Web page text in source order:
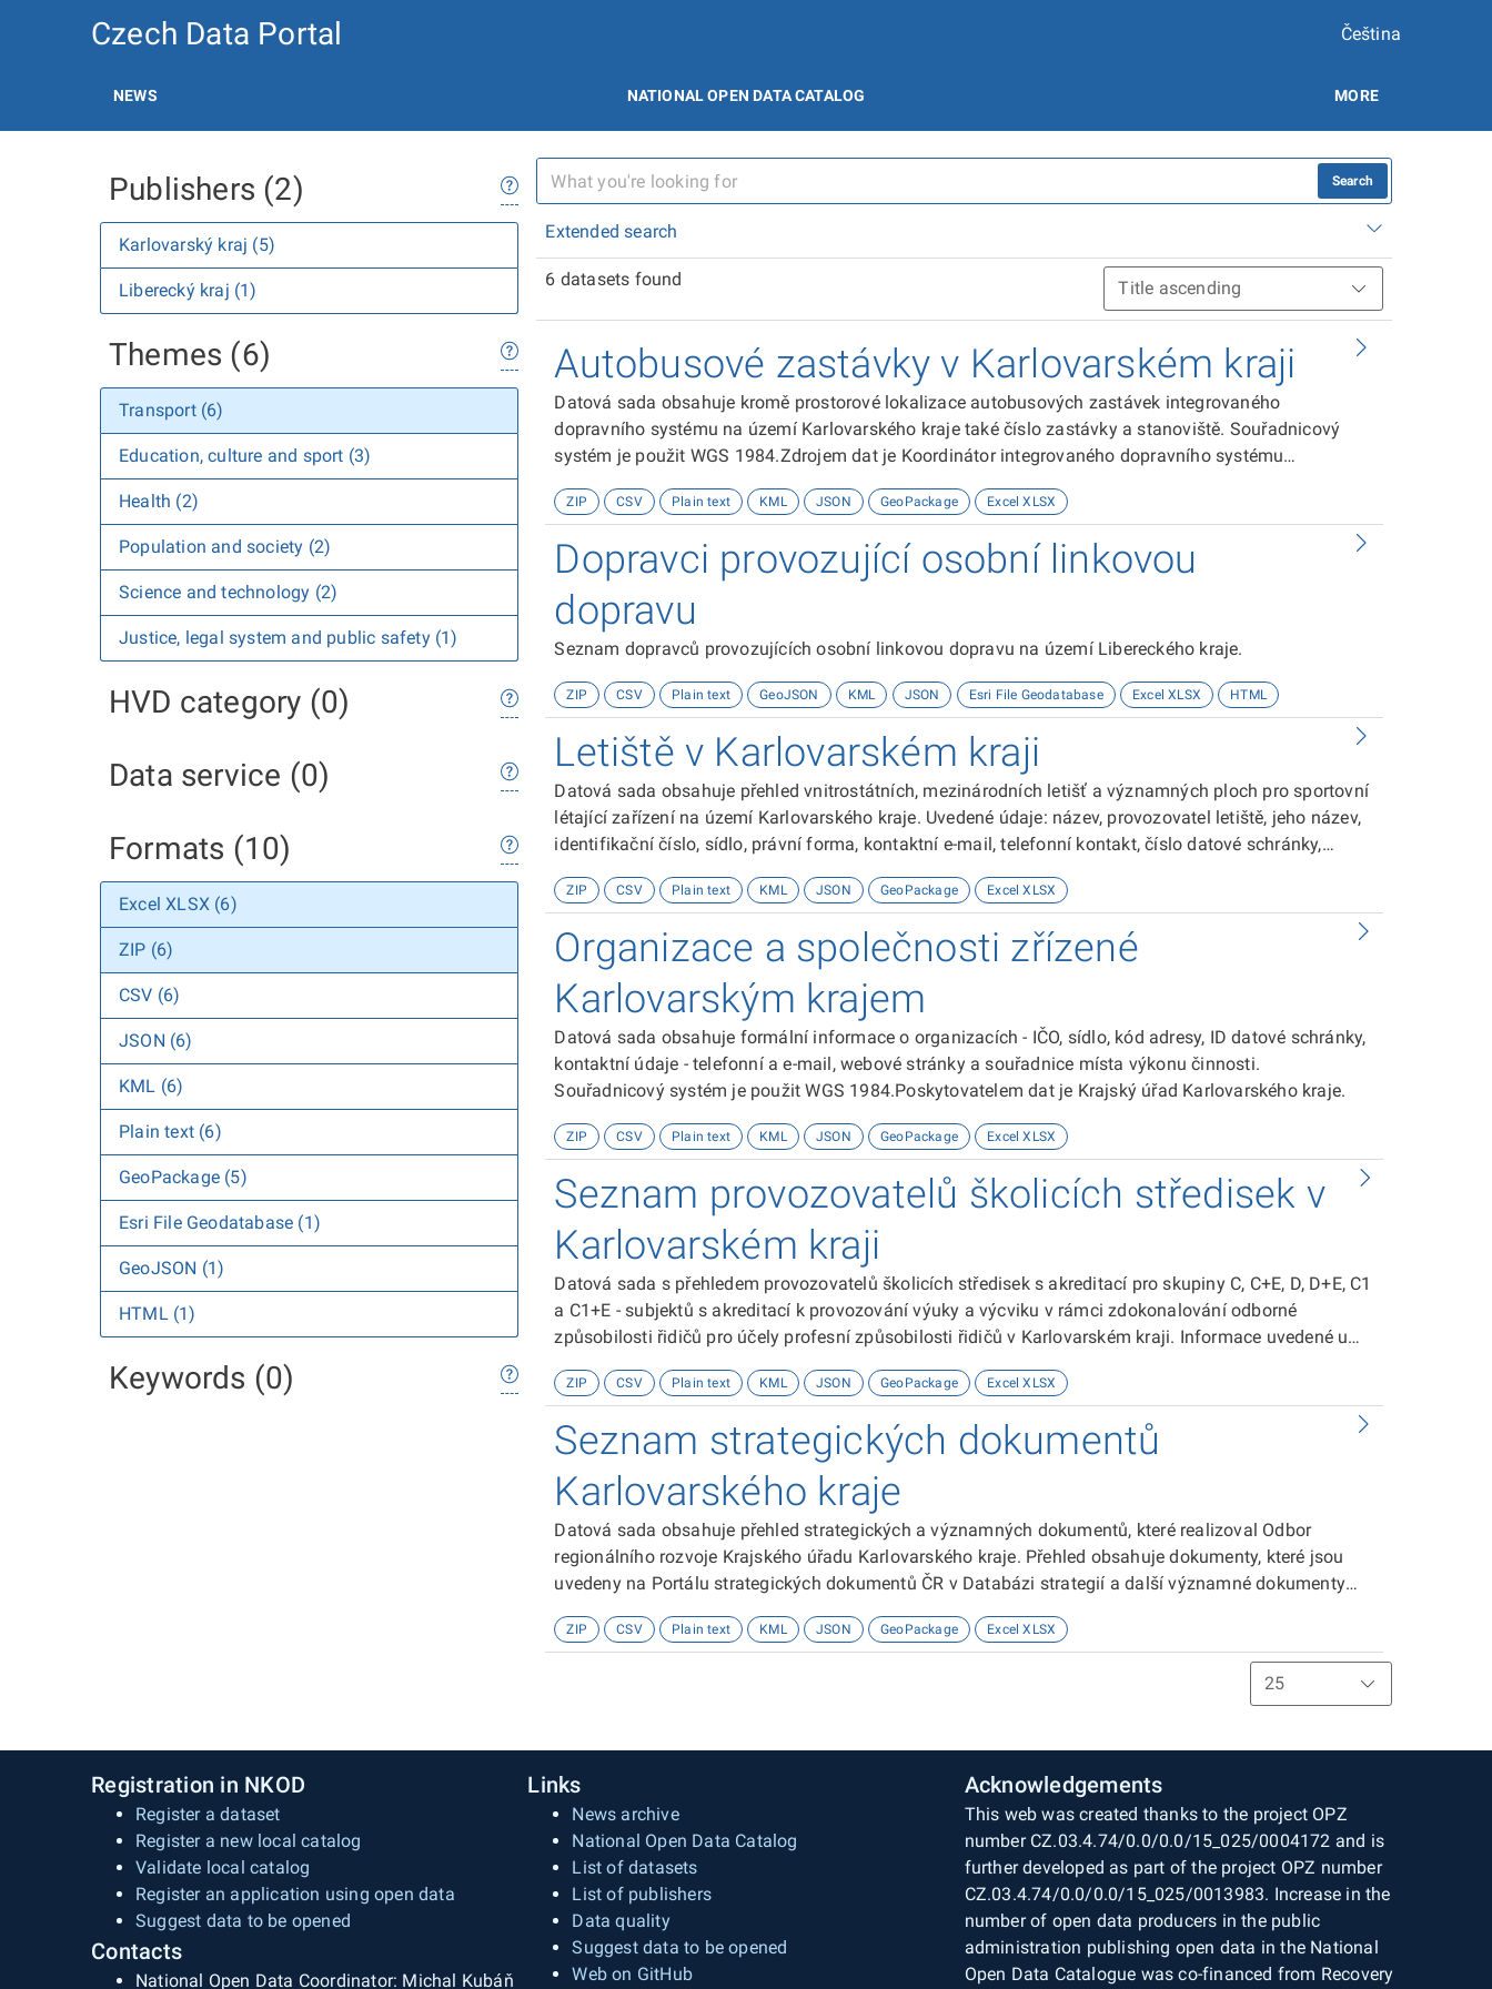
Czech Data Portal Čeština
NEWS NATIONAL OPEN DATA CATALOG MORE
Publishers (2)
Karlovarský kraj (5)
Liberecký kraj (1)
Themes (6)
Transport (6)
Education, culture and sport (3)
Health (2)
Population and society (2)
Science and technology (2)
Justice, legal system and public safety (1)
HVD category (0)
Data service (0)
Formats (10)
Excel XLSX (6)
ZIP (6)
CSV (6)
JSON (6)
KML (6)
Plain text (6)
GeoPackage (5)
Esri File Geodatabase (1)
GeoJSON (1)
HTML (1)
Keywords (0)
Search
Extended search
6 datasets found
Autobusové zastávky v Karlovarském kraji
Datová sada obsahuje kromě prostorové lokalizace autobusových zastávek integrovaného
dopravního systému na území Karlovarského kraje také číslo zastávky a stanoviště. Souřadnicový
systém je použit WGS 1984.Zdrojem dat je Koordinátor integrovaného dopravního systému
ZIP CSV Plain text KML JSON GeoPackage Excel XLSX
Dopravci provozující osobní linkovou
dopravu
Seznam dopravců provozujících osobní linkovou dopravu na území Libereckého kraje.
ZIP CSV Plain text GeoJSON KML JSON Esri File Geodatabase Excel XLSX HTML
Letiště v Karlovarském kraji
Datová sada obsahuje přehled vnitrostátních, mezinárodních letišť a významných ploch pro sportovní
létající zařízení na území Karlovarského kraje. Uvedené údaje: název, provozovatel letiště, jeho název,
identifikační číslo, sídlo, právní forma, kontaktní e-mail, telefonní kontakt, číslo datové schránky,
výška letiště, datum otevření a prostorová lokalizace letiště. Souřadnicový systém je využit WGS
ZIP CSV Plain text KML JSON GeoPackage Excel XLSX
Organizace a společnosti zřízené
Karlovarským krajem
Datová sada obsahuje formální informace o organizacích - IČO, sídlo, kód adresy, ID datové schránky,
kontaktní údaje - telefonní a e-mail, webové stránky a souřadnice místa výkonu činnosti.
Souřadnicový systém je použit WGS 1984.Poskytovatelem dat je Krajský úřad Karlovarského kraje.
ZIP CSV Plain text KML JSON GeoPackage Excel XLSX
Seznam provozovatelů školicích středisek v
Karlovarském kraji
Datová sada s přehledem provozovatelů školicích středisek s akreditací pro skupiny C, C+E, D, D+E, C1
a C1+E - subjektů s akreditací k provozování výuky a výcviku v rámci zdokonalování odborné
způsobilosti řidičů pro účely profesní způsobilosti řidičů v Karlovarském kraji. Informace uvedené u
skupin akreditace, datum vydání akreditace, webová stránka, kontaktní e-mail, telefonní kontakt a
1984.Poskytovatelem zdroje dat je Krajský úřad Karlovarského kraje, odbor dopravy a silničního
hospodářství.
ZIP CSV Plain text KML JSON GeoPackage Excel XLSX
Seznam strategických dokumentů
Karlovarského kraje
Datová sada obsahuje přehled strategických a významných dokumentů, které realizoval Odbor
regionálního rozvoje Krajského úřadu Karlovarského kraje. Přehled obsahuje dokumenty, které jsou
uvedeny na Portálu strategických dokumentů ČR v Databázi strategií a další významné dokumenty
Karlovarského kraje. Informace uvedené u jednotlivých dokumentů: název dokumentu, druh
dokumentu, výchozí legislativa, rok zahájení a ukončení platnosti dokumentu, oblast působnosti,
webová stránka v Databázi strategií ČR (pokud je v ní dokument evidován), webová stránka na webu
ZIP CSV Plain text KML JSON GeoPackage Excel XLSX
Registration in NKOD
Register a dataset
Register a new local catalog
Validate local catalog
Register an application using open data
Suggest data to be opened
Contacts
National Open Data Coordinator: Michal Kubáň
Links
News archive
National Open Data Catalog
List of datasets
List of publishers
Data quality
Suggest data to be opened
Web on GitHub
Acknowledgements
This web was created thanks to the project OPZ
number CZ.03.4.74/0.0/0.0/15_025/0004172 and is
further developed as part of the project OPZ number
CZ.03.4.74/0.0/0.0/15_025/0013983. Increase in the
number of open data producers in the public
administration publishing open data in the National
Open Data Catalogue was co-financed from Recovery